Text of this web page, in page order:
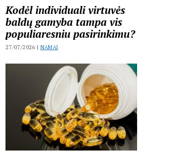
Kodėl individuali virtuvės
baldų gamyba tampa vis
populiaresniu pasirinkimu?
27/07/2026 | NAMAI